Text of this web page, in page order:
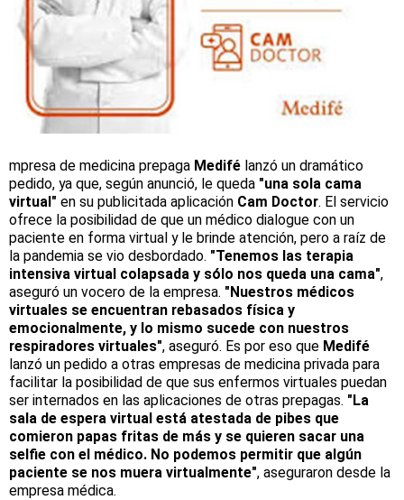
mpresa de medicina prepaga Medifé lanzó un dramático
pedido, ya que, según anunció, le queda "una sola cama
virtual" en su publicitada aplicación Cam Doctor. El servicio
ofrece la posibilidad de que un médico dialogue con un
paciente en forma virtual y le brinde atención, pero a raíz de
la pandemia se vio desbordado. "Tenemos las terapia
intensiva virtual colapsada y sólo nos queda una cama",
aseguró un vocero de la empresa. "Nuestros médicos
virtuales se encuentran rebasados física y
emocionalmente, y lo mismo sucede con nuestros
respiradores virtuales", aseguró. Es por eso que Medifé
lanzó un pedido a otras empresas de medicina privada para
facilitar la posibilidad de que sus enfermos virtuales puedan
ser internados en las aplicaciones de otras prepagas. "La
sala de espera virtual está atestada de pibes que
comieron papas fritas de más y se quieren sacar una
selfie con el médico. No podemos permitir que algún
paciente se nos muera virtualmente", aseguraron desde la
empresa médica.